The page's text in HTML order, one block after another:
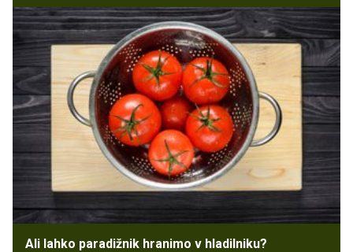
Ali lahko paradižnik hranimo v hladilniku?